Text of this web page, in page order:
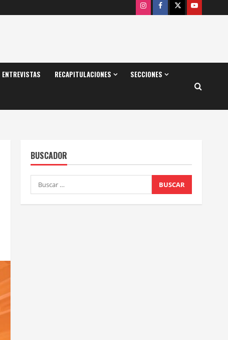
InstagramFacebook
X Youtube
ENTREVISTAS RECAPITULACIONES SECCIONES
BUSCADOR
Buscar: